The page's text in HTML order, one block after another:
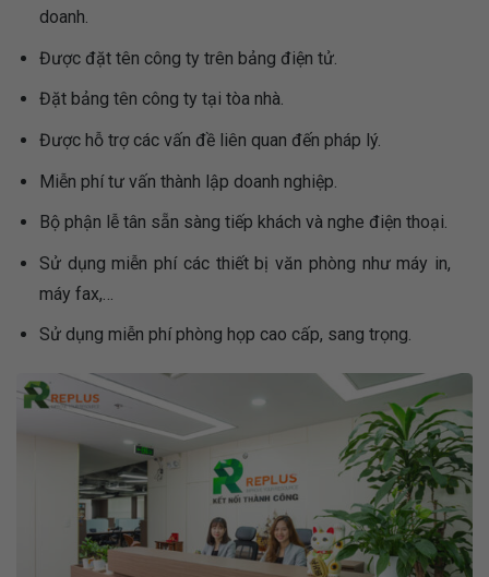
doanh.
Được đặt tên công ty trên bảng điện tử.
Đặt bảng tên công ty tại tòa nhà.
Được hỗ trợ các vấn đề liên quan đến pháp lý.
Miễn phí tư vấn thành lập doanh nghiệp.
Bộ phận lễ tân sẵn sàng tiếp khách và nghe điện thoại.
Sử dụng miễn phí các thiết bị văn phòng như máy in,
máy fax,…
Sử dụng miễn phí phòng họp cao cấp, sang trọng.